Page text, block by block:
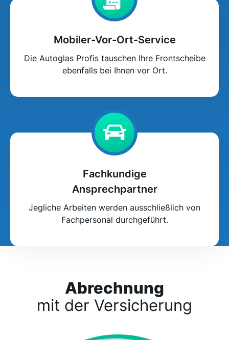
Mobiler-Vor-Ort-Service
Die Autoglas Profis tauschen Ihre Frontscheibe
ebenfalls bei Ihnen vor Ort.
Fachkundige
Ansprechpartner
Jegliche Arbeiten werden ausschließlich von
Fachpersonal durchgeführt.
Abrechnung
mit der Versicherung